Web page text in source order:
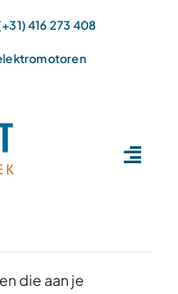
416 273 408
die aan je